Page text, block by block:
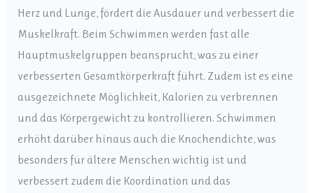
Herz und Lunge, fördert die Ausdauer und verbessert die
Muskelkraft. Beim Schwimmen werden fast alle
Hauptmuskelgruppen beansprucht, was zu einer
verbesserten Gesamtkörperkraft führt. Zudem ist es eine
ausgezeichnete Möglichkeit, Kalorien zu verbrennen
und das Körpergewicht zu kontrollieren. Schwimmen
erhöht darüber hinaus auch die Knochendichte, was
besonders für ältere Menschen wichtig ist und
verbessert zudem die Koordination und das